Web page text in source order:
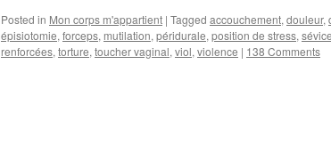
Posted in Mon corps m'appartient | Tagged accouchement, douleur,
épisiotomie, forceps, mutilation, péridurale, position de stress,
renforcées, torture, toucher vaginal, viol, violence | 138 Comments